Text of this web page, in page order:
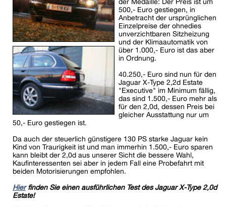
500,- Euro gestiegen, in
Anbetracht der ursprünglichen
Einzelpreise der ohnedies
unverzichtbaren Sitzheizung
und der Klimaautomatik von
über 1.000,- Euro ist das aber
in Ordnung.
40.250,- Euro sind nun für den
Jaguar X-Type 2,2d Estate
"Executive" im Minimum fällig,
das sind 1.500,- Euro mehr als
für den 2,0d, dessen Preis bei
gleicher Ausstattung nur um
50,- Euro gestiegen ist.
Da auch der steuerlich günstigere 130 PS starke Jaguar kein
Kind von Traurigkeit ist und man immerhin 1.500,- Euro sparen
kann bleibt der 2,0d aus unserer Sicht die bessere Wahl,
Kaufinteressenten sei aber in jedem Fall eine Probefahrt mit
beiden Motorisierungen empfohlen.
Hierfinden Sie einen ausführlichen Test des Jaguar X-Type 2,0d
Estate!